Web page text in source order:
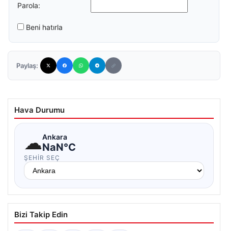
Parola:
Beni hatırla
Paylaş:
Hava Durumu
☁Ankara
NaN°C
ŞEHIR SEÇ
Bizi Takip Edin